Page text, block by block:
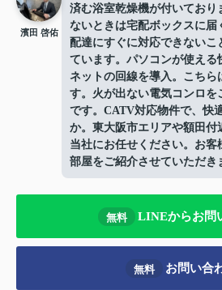
濱田 啓佑
済む浴室乾燥機が付いており
ないときは宅配ボックスに届
配達にすぐに対応できないこ
ています。パソコンが使える
ネットの回線を導入。こちら
す。火が出ない電気コンロを
です。CATV対応物件で、快
か。東大阪市エリアや額田付
当社にお任せください。お客
部屋をご紹介させていただき
無料 LINEからお問
無料 お問い合